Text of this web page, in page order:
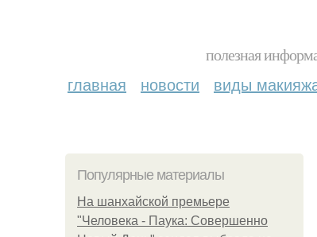
полезная
главная новости виды
Популярные материалы
На шанхайской премьере
"Человека - Паука: Совершенно